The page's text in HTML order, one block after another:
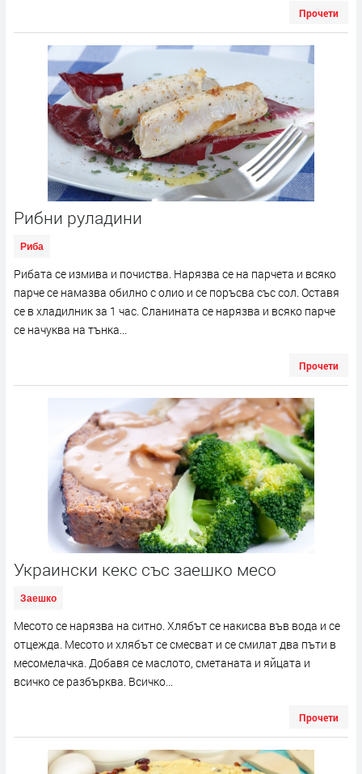
Прочети
Рибни руладини
Риба
Рибата се измива и почиства. Нарязва се на парчета и всяко
парче се намазва обилно с олио и се поръсва със сол. Оставя
се в хладилник за 1 час. Сланината се нарязва и всяко парче
се начуква на тънка...
Прочети
Украински кекс със заешко месо
Заешко
Месото се нарязва на ситно. Хлябът се накисва във вода и се
отцежда. Месото и хлябът се смесват и се смилат два пъти в
месомелачка. Добавя се маслото, сметаната и яйцата и
всичко се разбърква. Всичко...
Прочети